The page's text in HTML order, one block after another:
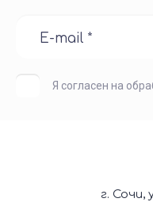
Я согласен на
г. Сочи,